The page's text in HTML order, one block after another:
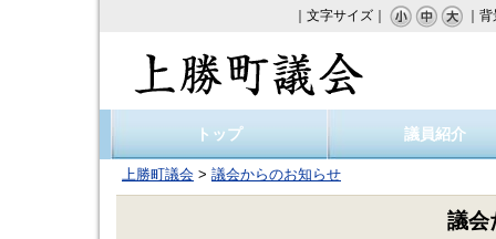
｜文字サイズ｜ ｜
トップ 議員紹介
上勝町議会 > 議会からのお知らせ
議会